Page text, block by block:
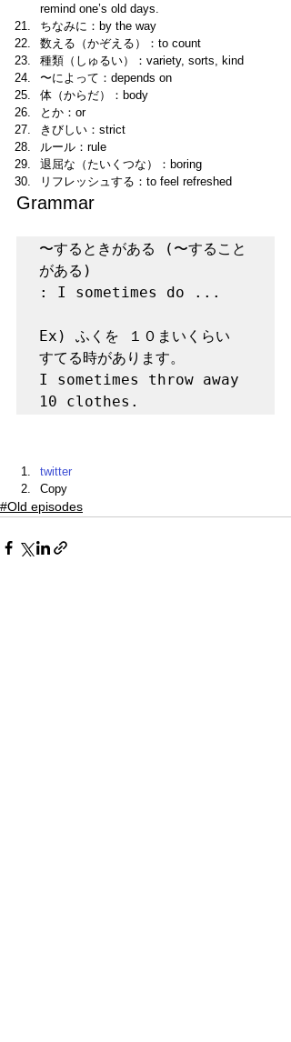
remind one’s old days.
ちなみに：by the way
数える（かぞえる）：to count
種類（しゅるい）：variety, sorts, kind
〜によって：depends on
体（からだ）：body
とか：or
きびしい：strict
ルール：rule
退屈な（たいくつな）：boring
リフレッシュする：to feel refreshed
Grammar
〜するときがある (〜すること
がある)
: I sometimes do ...
Ex) ふくを １０まいくらい
すてる時があります。
I sometimes throw away
10 clothes.
twitter
Copy
#Old episodes